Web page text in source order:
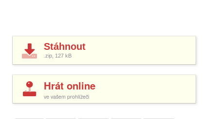
Stáhnout
.zip, 127 kB
Hrát online
ve vašem prohlížeči